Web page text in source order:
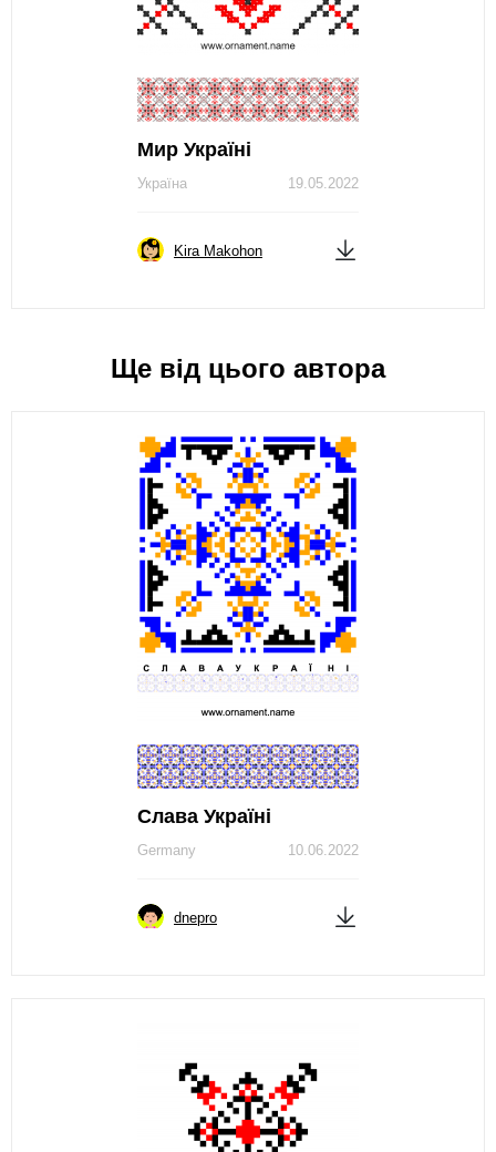
Мир Україні
19.05.2022
Україна
Kira Makohon
Ще від цього автора
Слава Україні
10.06.2022
Germany
dnepro